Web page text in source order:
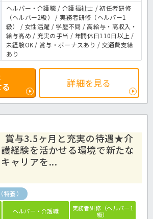
ヘルパー・介護職 / 介護福祉士 / 初任者研修
（ヘルパー2級） / 実務者研修（ヘルパー1
級） / 女性活躍 / 学歴不問 / 高給与・高収入・
給与高め / 充実の手当 / 年間休日110日以上 /
未経験OK / 賞与・ボーナスあり / 交通費支給
あり
詳細を見る
賞与3.5ヶ月と充実の待遇★介
護経験を活かせる環境で新たな
キャリアを...
養）
ヘルパー・介護職
実務者研修（ヘルパー1
級）